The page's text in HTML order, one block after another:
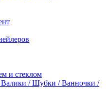
и стеклом
/ Шубки / Ванночки /